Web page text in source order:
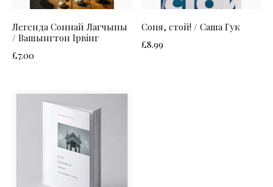
Легенда Соннай Лагчыны
/ Вашынгтон Ірвінг
£7.00
Соня, стой! / Саша Гук
£8.99